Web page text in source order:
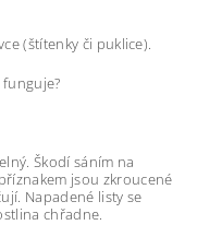
(štítenky či puklice).
Škodí sáním na
jsou zkroucené
Napadené listy se
chřadne.